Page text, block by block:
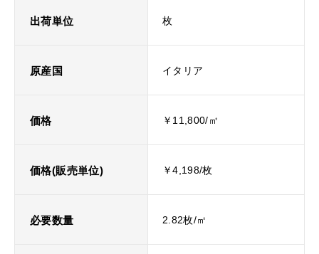
出荷単位 枚
原産国 イタリア
価格 ￥11,800/㎡
価格(販売単位) ￥4,198/枚
必要数量 2.82枚/㎡